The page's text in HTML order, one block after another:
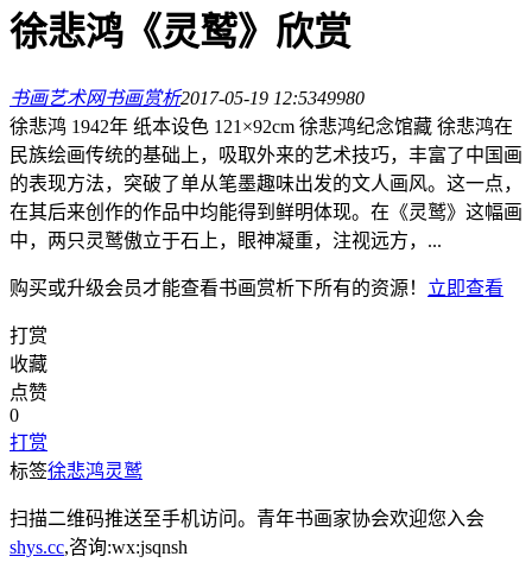
徐悲鸿《灵鹫》欣赏
书画艺术网书画赏析2017-05-19 12:5349980
徐悲鸿 1942年 纸本设色 121×92cm 徐悲鸿纪念馆藏 徐悲鸿在
民族绘画传统的基础上，吸取外来的艺术技巧，丰富了中国画
的表现方法，突破了单从笔墨趣味出发的文人画风。这一点，
在其后来创作的作品中均能得到鲜明体现。在《灵鹫》这幅画
中，两只灵鹫傲立于石上，眼神凝重，注视远方，...
购买或升级会员才能查看书画赏析下所有的资源！ 立即查看
打赏
收藏
点赞
0
打赏
标签徐悲鸿灵鹫
扫描二维码推送至手机访问。青年书画家协会欢迎您入会
shys.cc,咨询:wx:jsqnsh